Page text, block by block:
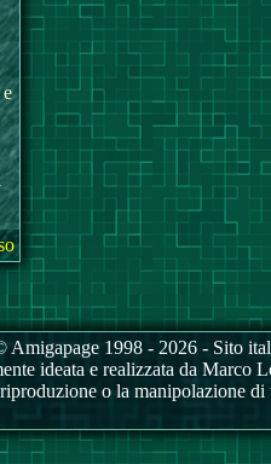
Amigapage 1998 - 2026 - Sito
ideata e realizzata da
o la manipolazione